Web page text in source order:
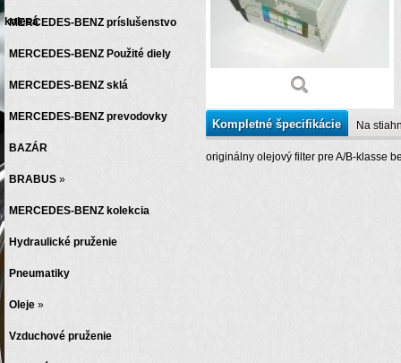
kolesá
MERCEDES-BENZ príslušenstvo
MERCEDES-BENZ Použité diely
MERCEDES-BENZ sklá
MERCEDES-BENZ prevodovky
BAZÁR
BRABUS »
MERCEDES-BENZ kolekcia
Hydraulické pruženie
Pneumatiky
Oleje »
Vzduchové pruženie
Kompletné špecifikácie Na
originálny olejový filter pre A/B-klasse